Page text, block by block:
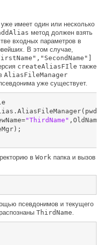
имеет один или несколько
метод должен взять
входных параметров в
В этом случае,
createAliasFIle также
AliasFileManager
уже существует.
"ThirdName"
в Work папка и вызов
псевдонимов и текущего
ThirdName.